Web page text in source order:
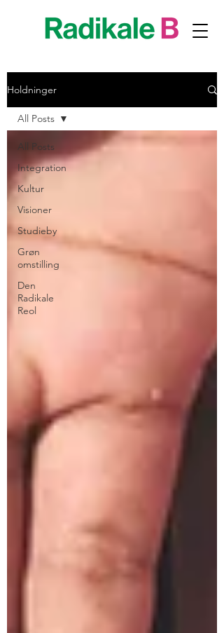
Holdninger
All Posts
Integration
Kultur
Visioner
Studieby
Grøn
omstilling
Den
Radikale
Reol
All Posts